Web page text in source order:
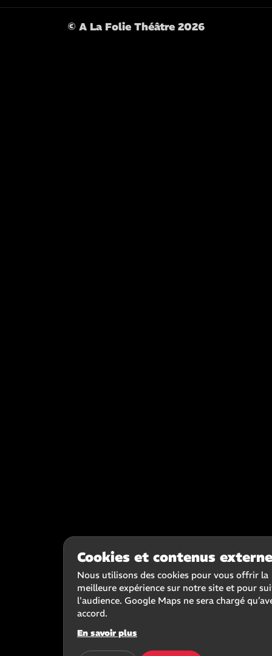
© A La Folie Théâtre 2026
Cookies et contenus
Nous utilisons des cookies pour vous offrir la
meilleure expérience sur notre site et pour
l'audience. Google Maps ne sera chargé
accord.
En savoir plus